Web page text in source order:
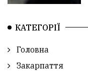
КАТЕГОРІЇ
Головна
Закарпаття